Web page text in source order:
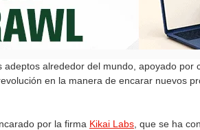
alrededor del mundo, apoyado por
en la manera de encarar nuevos
por la firma Kikai Labs , que se ha